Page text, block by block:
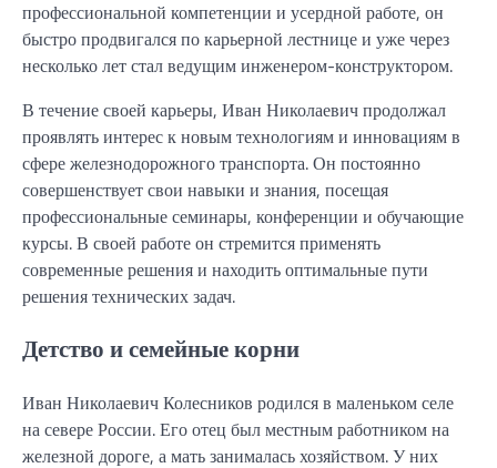
профессиональной компетенции и усердной работе, он
быстро продвигался по карьерной лестнице и уже через
несколько лет стал ведущим инженером-конструктором.
В течение своей карьеры, Иван Николаевич продолжал
проявлять интерес к новым технологиям и инновациям в
сфере железнодорожного транспорта. Он постоянно
совершенствует свои навыки и знания, посещая
профессиональные семинары, конференции и обучающие
курсы. В своей работе он стремится применять
современные решения и находить оптимальные пути
решения технических задач.
Детство и семейные корни
Иван Николаевич Колесников родился в маленьком селе
на севере России. Его отец был местным работником на
железной дороге, а мать занималась хозяйством. У них